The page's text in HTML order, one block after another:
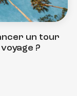
un tour
?